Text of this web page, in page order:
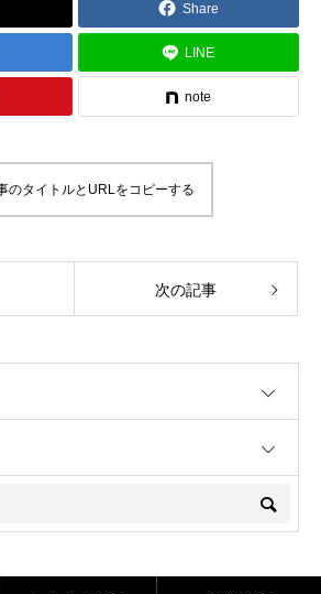
Share
LINE
note
のタイトルとURLをコピーする
次の記事